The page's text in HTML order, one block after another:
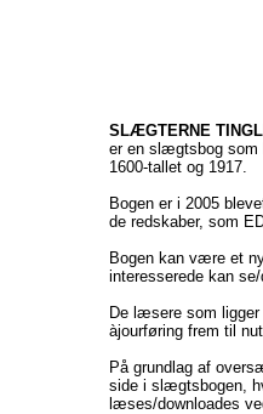
SLÆGTERNE
er en slægtsbog som
1600-tallet og 1917.
Bogen er i 2005
de redskaber, som
Bogen kan være et
interesserede kan
De læsere som
àjourføring frem til
På grundlag af
side i slægtsbogen,
læses/downloades